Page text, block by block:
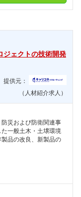
ジェクトの技術開発
提供元：
（人材紹介求人）
災および防衛関連事
一般土木・土壌環境
品の改良、新製品の